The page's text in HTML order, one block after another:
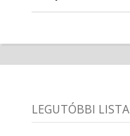
LEGUTÓBBI LISTA